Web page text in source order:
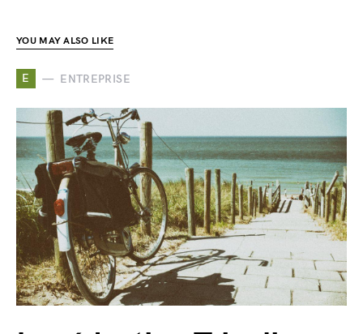
YOU MAY ALSO LIKE
E ENTREPRISE